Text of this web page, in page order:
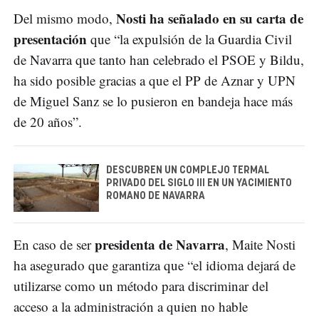
Del mismo modo, Nosti ha señalado en su carta de
presentación que “la expulsión de la Guardia Civil
de Navarra que tanto han celebrado el PSOE y Bildu,
ha sido posible gracias a que el PP de Aznar y UPN
de Miguel Sanz se lo pusieron en bandeja hace más
de 20 años”.
DESCUBREN UN COMPLEJO TERMAL
PRIVADO DEL SIGLO III EN UN YACIMIENTO
ROMANO DE NAVARRA
En caso de serpresidenta de Navarra, Maite Nosti
ha asegurado que garantiza que “el idioma dejará de
utilizarse como un método para discriminar del
acceso a la administración a quien no hable